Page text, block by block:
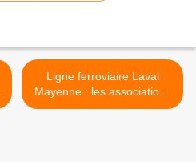
Ligne ferroviaire Laval
Mayenne : les associations
reçues au Ministère des